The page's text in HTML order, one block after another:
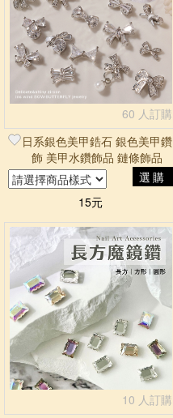
60 人訂購
日系銀色美甲鋯石 銀色美甲鑽
飾 美甲水鑽飾品 鏈條飾品
選購
15元
10 人訂購